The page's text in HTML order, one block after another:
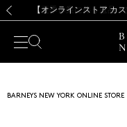
【夏季休業に伴う
熊本県を中心とした地
【開催中】
【夏季休業に伴う
BARNEYS NEW YORK ONLINE STORE